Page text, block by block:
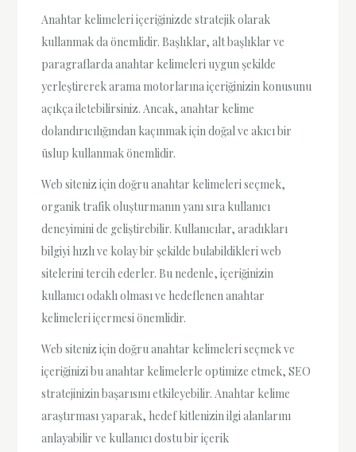
Anahtar kelimeleri içeriğinizde stratejik olarak
kullanmak da önemlidir. Başlıklar, alt başlıklar ve
paragraflarda anahtar kelimeleri uygun şekilde
yerleştirerek arama motorlarına içeriğinizin konusunu
açıkça iletebilirsiniz. Ancak, anahtar kelime
dolandırıcılığından kaçınmak için doğal ve akıcı bir
üslup kullanmak önemlidir.
Web siteniz için doğru anahtar kelimeleri seçmek,
organik trafik oluşturmanın yanı sıra kullanıcı
deneyimini de geliştirebilir. Kullanıcılar, aradıkları
bilgiyi hızlı ve kolay bir şekilde bulabildikleri web
sitelerini tercih ederler. Bu nedenle, içeriğinizin
kullanıcı odaklı olması ve hedeflenen anahtar
kelimeleri içermesi önemlidir.
Web siteniz için doğru anahtar kelimeleri seçmek ve
içeriğinizi bu anahtar kelimelerle optimize etmek, SEO
stratejinizin başarısını etkileyebilir. Anahtar kelime
araştırması yaparak, hedef kitlenizin ilgi alanlarını
anlayabilir ve kullanıcı dostu bir içerik